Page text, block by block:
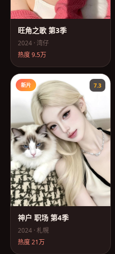
旺角之歌 第3季
2024 · 湾仔
热度9.5万
新片 7.3
神户 职场 第4季
2024 · 札幌
热度21万